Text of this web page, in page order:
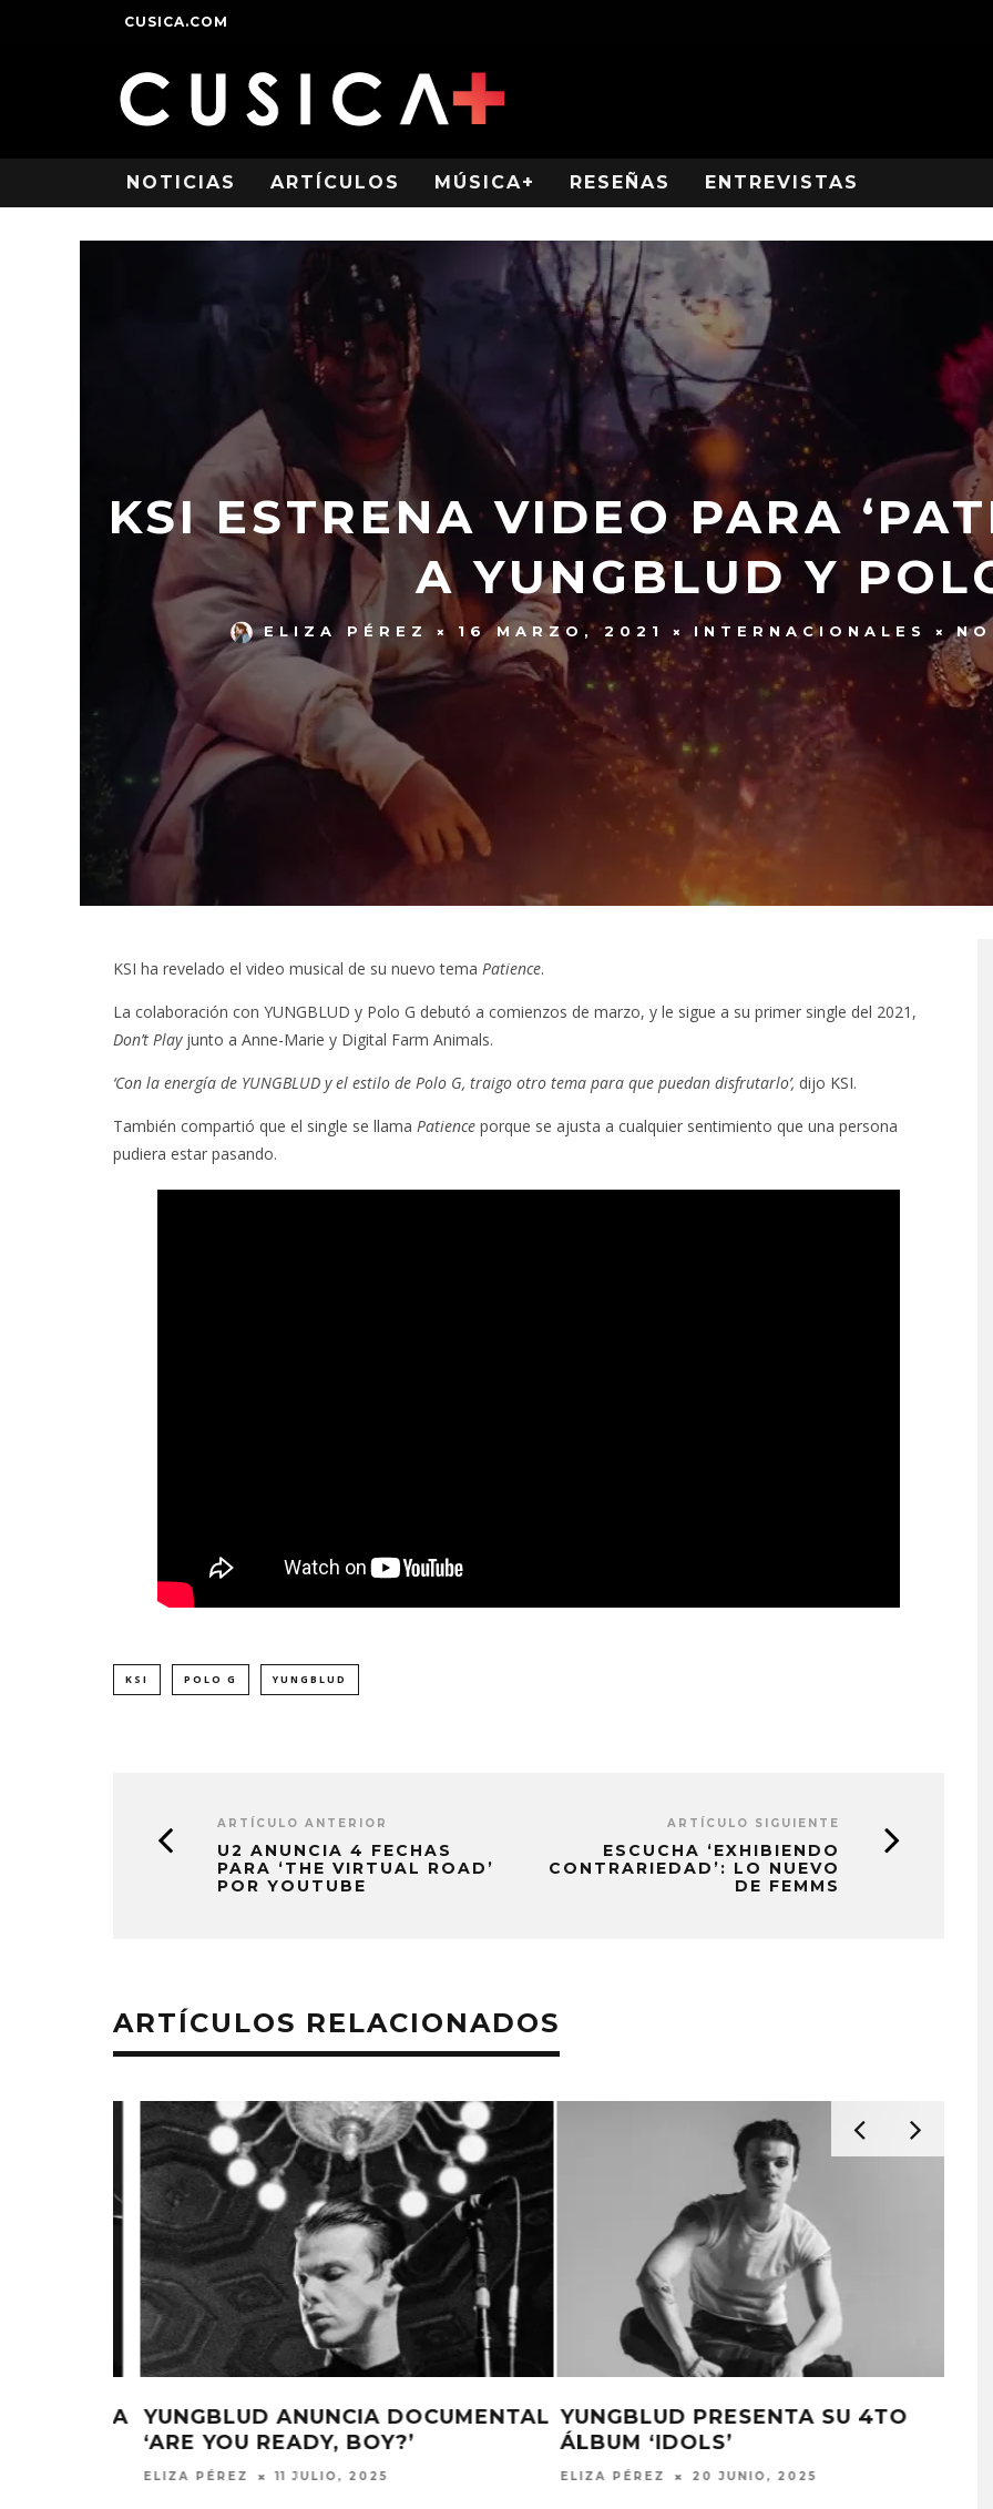
CUSICA.COM
NOTICIAS ARTÍCULOS MÚSICA+ RESEÑAS ENTREVISTAS
KSI ESTRENA VIDEO PARA
A YUNGBLUD Y
ELIZA PÉREZ 16 MARZO, 2021 INTERNACIONALES
KSI ha revelado el video musical de su nuevo tema Patience.
La colaboración con YUNGBLUD y Polo G debutó a comienzos de marzo, y le sigue a su primer single del 2021,
Don’t Playjunto a Anne-Marie y Digital Farm Animals.
‘Con la energía de YUNGBLUD y el estilo de Polo G, traigo otro tema para que puedan disfrutarlo’, dijo KSI.
También compartió que el single se llama Patience porque se ajusta a cualquier sentimiento que una persona
pudiera estar pasando.
KSI POLO G YUNGBLUD
ARTÍCULO ANTERIOR
U2 ANUNCIA 4 FECHAS
PARA ‘THE VIRTUAL ROAD’
POR YOUTUBE
ARTÍCULO SIGUIENTE
ESCUCHA ‘EXHIBIENDO
CONTRARIEDAD’: LO NUEVO
DE FEMMS
ARTÍCULOS RELACIONADOS
YUNGBLUD PRESENTA SU 4TO
ÁLBUM ‘IDOLS’
ELIZA PÉREZ 20 JUNIO, 2025
YUNGBLUD PUBLICA EL SENCILLO
‘ZOMBIE’
ELIZA PÉREZ 30 MAYO, 2025